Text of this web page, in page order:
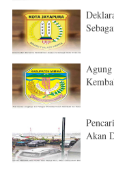
Akan